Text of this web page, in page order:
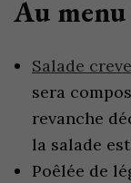
Au menu
Salade
sera
revanche
la salade
Poêlée de